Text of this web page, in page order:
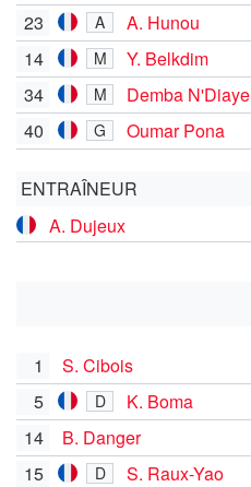
23 A A. Hunou
14 M
Y. Belkdim
34
M
Demba N'Diaye
40
G Oumar Pona
ENTRAÎNEUR
A. Dujeux
1
S. Cibois
5
D K. Boma
14 B. Danger
15 D
S. Raux-Yao